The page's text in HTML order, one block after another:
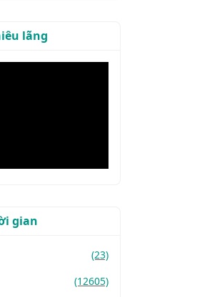
lãng
gian
(23)
(12605)